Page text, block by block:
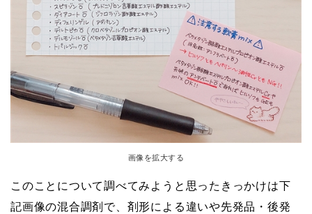
画像を拡大する
このことについて調べてみようと思ったきっかけは下
記画像の混合調剤で、剤形による違いや先発品・後発